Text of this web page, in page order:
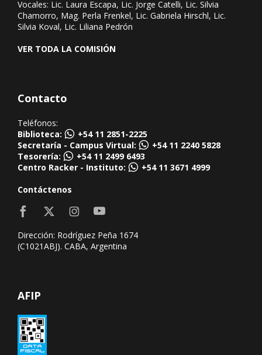
Vocales: Lic. Laura Escapa, Lic. Jorge Catelli, Lic. Silvia
Chamorro, Mag. Perla Frenkel, Lic. Gabriela Hirschl, Lic.
Silvia Koval, Lic. Liliana Pedrón
VER TODA LA COMISIÓN
Contacto
Teléfonos:
Biblioteca:
+54 11 2851-2225
Secretaría - Campus Virtual:
+54 11 2240 5828
Tesorería:
+54 11 2499 6493
Centro Racker - Instituto:
+54 11 3671 4999
Contáctenos
Dirección: Rodríguez Peña 1674
(C1021ABJ). CABA, Argentina
AFIP